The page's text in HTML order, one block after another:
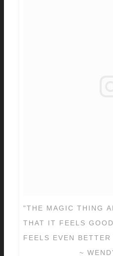
"THE MAGIC THING
THAT IT FEELS
FEELS EVEN
⠀⠀⠀⠀⠀⠀⠀⠀⠀ ~